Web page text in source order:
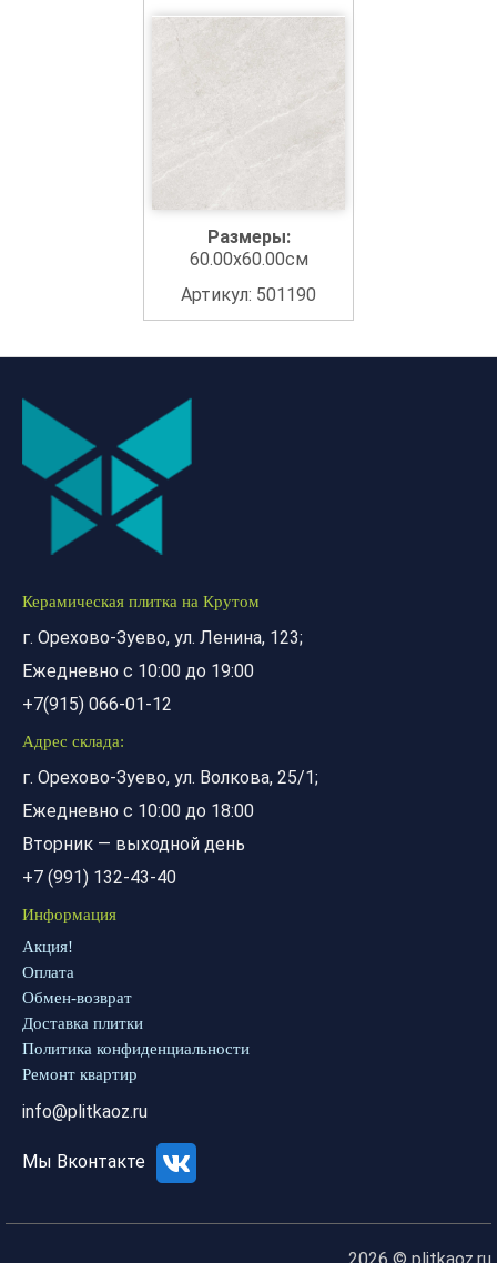
Размеры:
60.00x60.00см
Артикул: 501190
Керамическая плитка на Крутом
г. Орехово-Зуево, ул. Ленина, 123;
Ежедневно с 10:00 до 19:00
+7(915) 066-01-12
Адрес склада:
г. Орехово-Зуево, ул. Волкова, 25/1;
Ежедневно с 10:00 до 18:00
Вторник — выходной день
+7 (991) 132-43-40
Информация
Акция!
Оплата
Обмен-возврат
Доставка плитки
Политика конфиденциальности
Ремонт квартир
info@plitkaoz.ru
Мы Вконтакте